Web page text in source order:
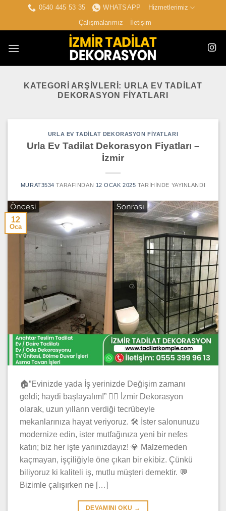
0540 445 53 35 WHATSAPP
Hizmetlerimiz
Çalışmalarımız
İletişim
KATEGORI ARŞIVLERI: URLA EV TADILAT
DEKORASYON FIYATLARI
URLA EV TADILAT DEKORASYON FIYATLARI
Urla Ev Tadilat Dekorasyon Fiyatları –
İzmir
MURAT3534 TARAFINDAN 12 OCAK 2025 TARIHINDE YAYINLANDI
12
Oca
🏠”Evinizde yada İş yerinizde Değişim zamanı
geldi; haydi başlayalım!” 👷‍♂️ İzmir Dekorasyon
olarak, uzun yılların verdiği tecrübeyle
mekanlarınıza hayat veriyoruz. 🛠️ İster salonunuzu
modernize edin, ister mutfağınıza yeni bir nefes
katın; biz her işte yanınızdayız! 💎 Malzemeden
kaçmayan, işçiliğiyle öne çıkan bir ekibiz. Çünkü
biliyoruz ki kaliteli iş, mutlu müşteri demektir. 💬
Bizimle çalışırken ne […]
DEVAMINI OKU →